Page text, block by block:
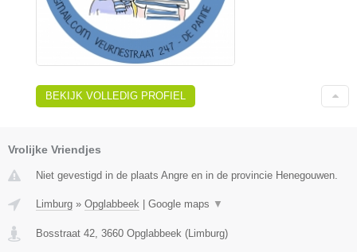
BEKIJK VOLLEDIG PROFIEL
Vrolijke Vriendjes
Niet gevestigd in de plaats Angre en in de provincie Henegouwen.
Limburg » Opglabbeek Google maps ▼
Bosstraat 42, 3660 Opglabbeek (Limburg)